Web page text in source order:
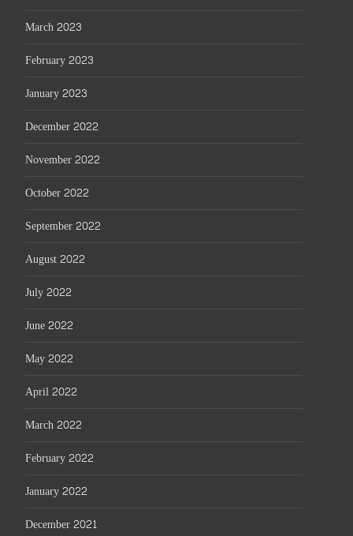
March 2023
February 2023
January 2023
December 2022
November 2022
October 2022
September 2022
August 2022
July 2022
June 2022
May 2022
April 2022
March 2022
February 2022
January 2022
December 2021